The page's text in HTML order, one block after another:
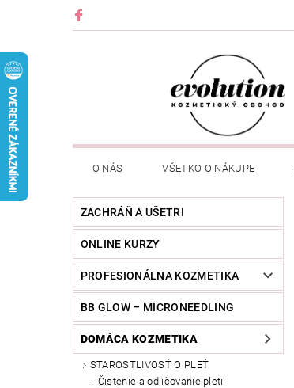
O NÁS VŠETKO O NÁKUPE
ZACHRÁŇ A UŠETRI
ONLINE KURZY
PROFESIONÁLNA KOZMETIKA
BB GLOW – MICRONEEDLING
DOMÁCA KOZMETIKA
STAROSTLIVOSŤ O PLEŤ
Čistenie a odličovanie pleti